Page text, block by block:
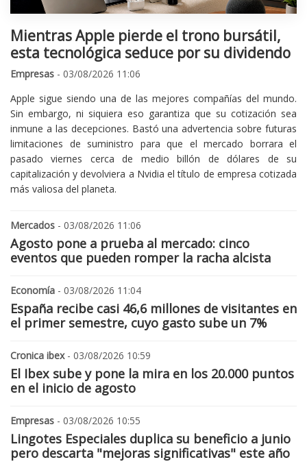
Mientras Apple pierde el trono bursátil,
esta tecnológica seduce por su dividendo
Empresas - 03/08/2026 11:06
Apple sigue siendo una de las mejores compañías del mundo.
Sin embargo, ni siquiera eso garantiza que su cotización sea
inmune a las decepciones. Bastó una advertencia sobre futuras
limitaciones de suministro para que el mercado borrara el
pasado viernes cerca de medio billón de dólares de su
capitalización y devolviera a Nvidia el título de empresa cotizada
más valiosa del planeta.
Mercados - 03/08/2026 11:06
Agosto pone a prueba al mercado: cinco
eventos que pueden romper la racha alcista
Economía - 03/08/2026 11:04
España recibe casi 46,6 millones de visitantes en
el primer semestre, cuyo gasto sube un 7%
Cronica ibex- 03/08/2026 10:59
El Ibex sube y pone la mira en los 20.000 puntos
en el inicio de agosto
Empresas - 03/08/2026 10:55
Lingotes Especiales duplica su beneficio a junio
pero descarta "mejoras significativas" este año